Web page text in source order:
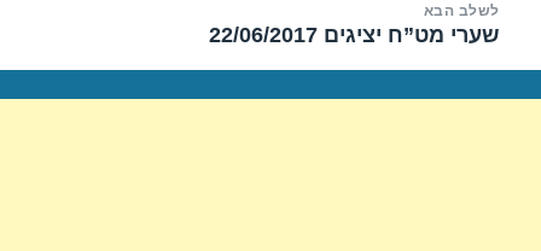
לשלב הבא
הפוסט
שערי מט”ח יציגים 22/06/2017